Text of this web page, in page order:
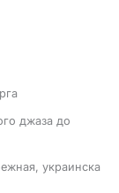
джаза до
украинска